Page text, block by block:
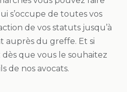
s’occupe de toutes vos
de vos statuts jusqu’à
auprès du greffe. Et si
que vous le souhaitez
de nos avocats.